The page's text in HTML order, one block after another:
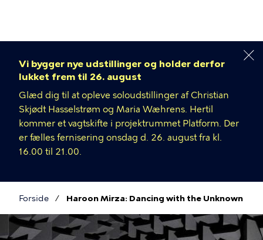
Vi bygger nye udstillinger og holder derfor
lukket frem til 26. august
Glæd dig til at opleve soloudstillinger af Christian
Skjødt Hasselstrøm og Maria Wæhrens. Hertil
kommer et vagtskifte i projektrummet Platform. Der
er fælles fernisering onsdag d. 26. august fra kl.
16.00 til 21.00.
Brødkrumme
Forside Haroon Mirza: Dancing with the Unknown